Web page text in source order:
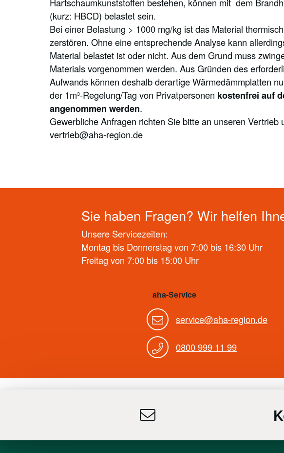
(kurz: HBCD) belastet sein.
Bei einer Belastung > 1000 mg/kg ist das Material
zerstören. Ohne eine entsprechende Analyse kann
Material belastet ist oder nicht. Aus dem Grund muss
Materials vorgenommen werden. Aus Gründen des
Aufwands können deshalb derartige Wärmedämmplatten
der 1m³-Regelung/Tag von Privatpersonen kostenfrei auf
angenommen werden.
Gewerbliche Anfragen richten Sie bitte an unseren Vertrieb
vertrieb@aha-region.de
Sie haben Fragen? Wir helfen
Unsere Servicezeiten:
Montag bis Donnerstag von 7:00 bis 16:30 Uhr
Freitag von 7:00 bis 15:00 Uhr
aha-Service
service@aha-region.de
0800 999 11 99